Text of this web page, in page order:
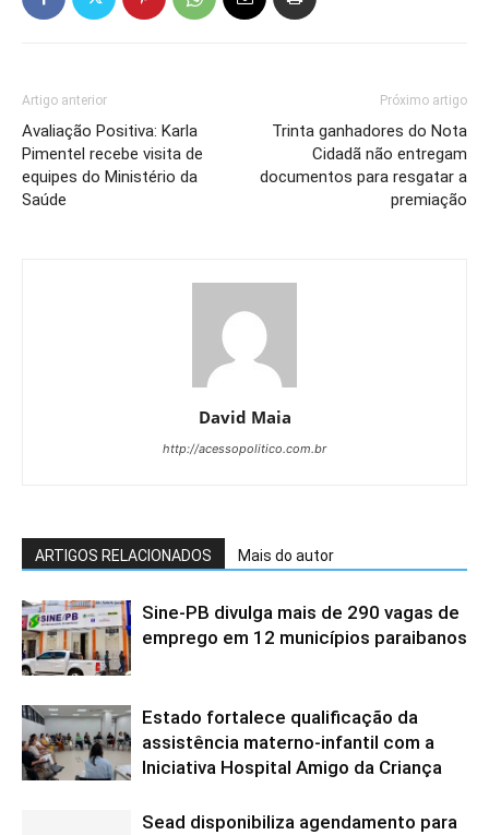
Artigo anterior
Avaliação Positiva: Karla
Pimentel recebe visita de
equipes do Ministério da
Saúde
Próximo artigo
Trinta ganhadores do Nota
Cidadã não entregam
documentos para resgatar a
premiação
David Maia
http://acessopolitico.com.br
ARTIGOS RELACIONADOS Mais do autor
Sine-PB divulga mais de 290 vagas de
emprego em 12 municípios paraibanos
Estado fortalece qualificação da
assistência materno-infantil com a
Iniciativa Hospital Amigo da Criança
Sead disponibiliza agendamento para